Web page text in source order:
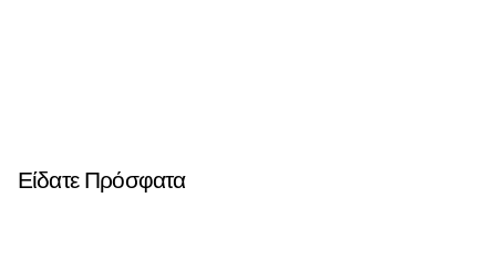
Είδατε Πρόσφατα